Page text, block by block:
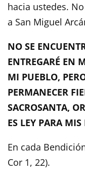
hacia ustedes.
a San Miguel
NO SE
ENTREGARÉ EN
MI PUEBLO,
PERMANECER
SACROSANTA,
ES LEY PARA MIS
En cada
Cor 1, 22).